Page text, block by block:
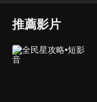
推薦影片